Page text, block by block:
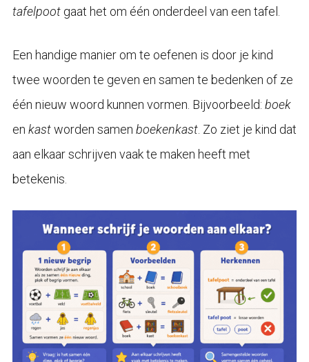
tafelpootgaat het om één onderdeel van een tafel.
Een handige manier om te oefenen is door je kind
twee woorden te geven en samen te bedenken of ze
één nieuw woord kunnen vormen. Bijvoorbeeld: boek
en kastworden samen boekenkast. Zo ziet je kind dat
aan elkaar schrijven vaak te maken heeft met
betekenis.